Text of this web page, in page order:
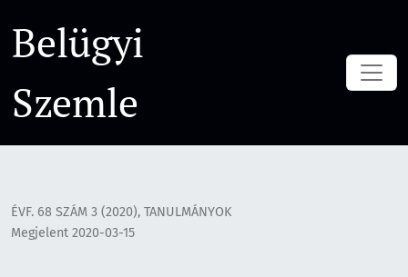
Belügyi
Szemle
ÉVF. 68 SZÁM 3 (2020), TANULMÁNYOK
Megjelent 2020-03-15